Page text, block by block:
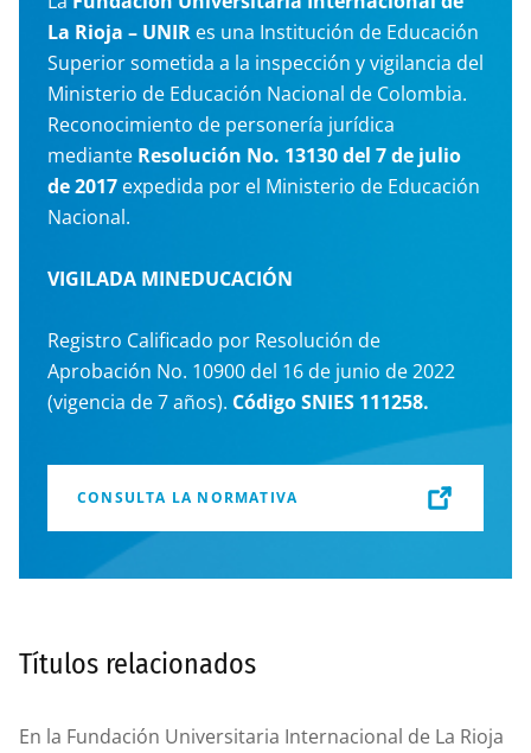
La Rioja – UNIR es una Institución de Educación
Superior sometida a la inspección y vigilancia del
Ministerio de Educación Nacional de Colombia.
Reconocimiento de personería jurídica
mediante Resolución No. 13130 del 7 de julio
de 2017 expedida por el Ministerio de Educación
Nacional.
VIGILADA MINEDUCACIÓN
Registro Calificado por Resolución de
Aprobación No. 10900 del 16 de junio de 2022
(vigencia de 7 años). Código SNIES 111258.
CONSULTA LA NORMATIVA
Títulos relacionados
En la Fundación Universitaria Internacional de La Rioja